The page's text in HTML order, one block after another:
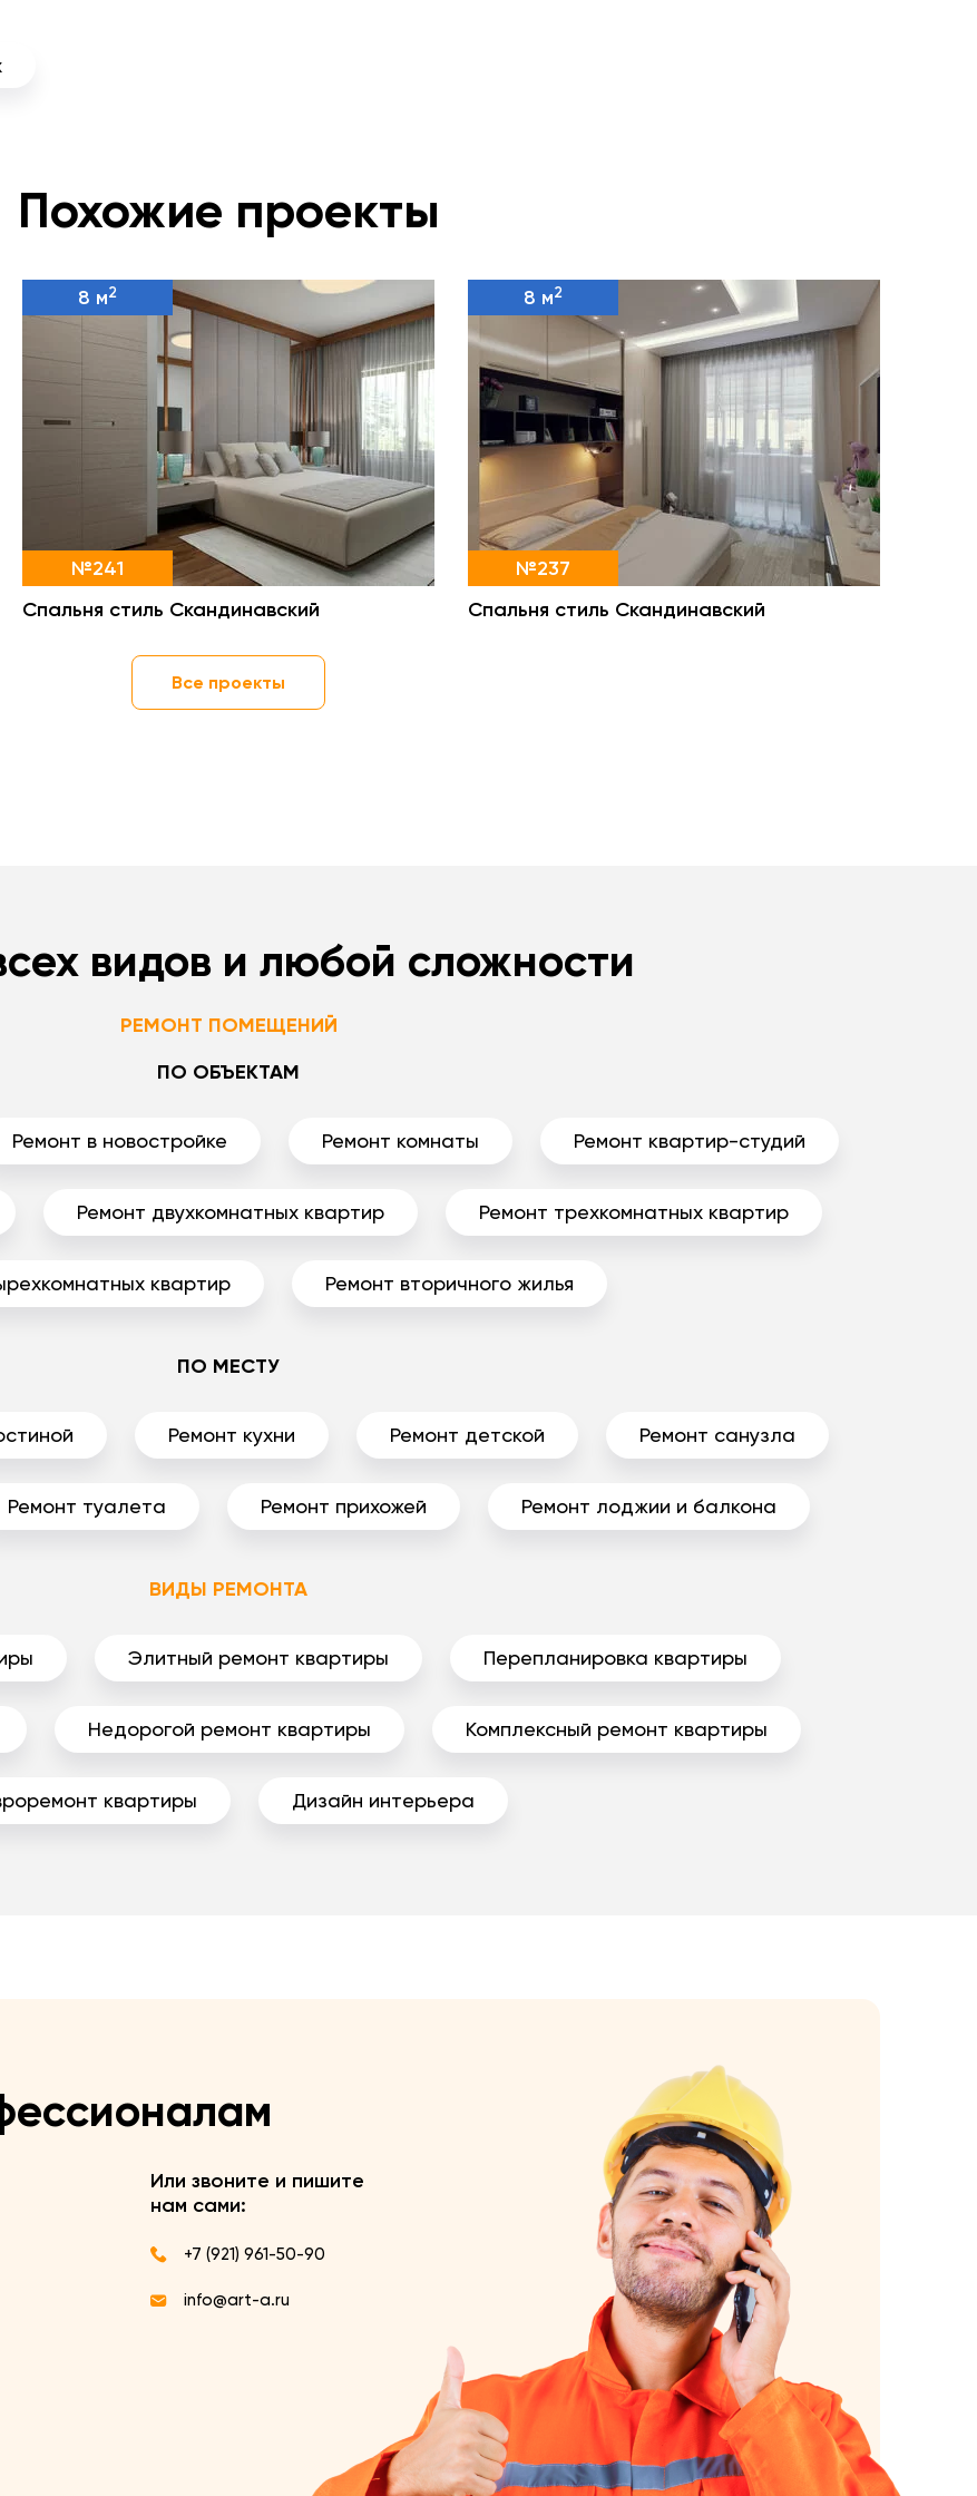
Похожие проекты
8 м2
№241
Спальня стиль Скандинавский
8 м2
№237
Спальня стиль Скандинавский
Все проекты
видов и любой сложности
РЕМОНТ ПОМЕЩЕНИЙ
ПО ОБЪЕКТАМ
Ремонт в новостройке Ремонт комнаты Ремонт квартир-студий
Ремонт двухкомнатных квартир Ремонт трехкомнатных квартир
квартир Ремонт вторичного жилья
ПО МЕСТУ
Ремонт кухни Ремонт детской Ремонт санузла
Ремонт туалета Ремонт прихожей Ремонт лоджии и балкона
ВИДЫ РЕМОНТА
Элитный ремонт квартиры Перепланировка квартиры
Недорогой ремонт квартиры Комплексный ремонт квартиры
квартиры Дизайн интерьера
Или звоните и пишите
нам сами:
+7 (921) 961-50-90
info@art-a.ru